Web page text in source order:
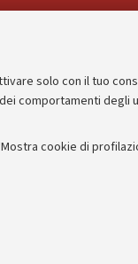
solo con il tuo
comportamenti degli
cookie di
Informazioni
Privacy e note